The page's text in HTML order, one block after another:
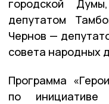
городской
депутатом
Чернов —
совета народных
Программа
по инициативе